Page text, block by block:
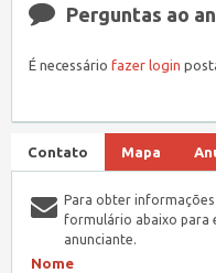
Perguntas ao
É necessário fazer login
Contato Mapa
Para obter
formulário abaixo para
anunciante.
Nome